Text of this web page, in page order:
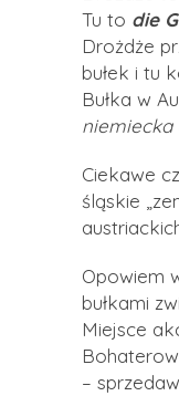
Tu to die
Drożdże
bułek i tu
Bułka w
niemiecka
Ciekawe
śląskie
Opowiem
bułkami
Miejsce
–